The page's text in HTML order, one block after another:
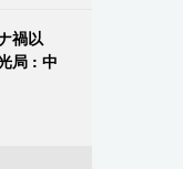
禍以
局 : 中